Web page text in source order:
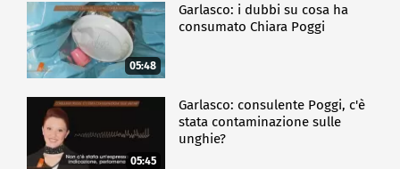
05:48
Garlasco: i dubbi su cosa ha
consumato Chiara Poggi
05:45
Garlasco: consulente Poggi, c'è
stata contaminazione sulle
unghie?